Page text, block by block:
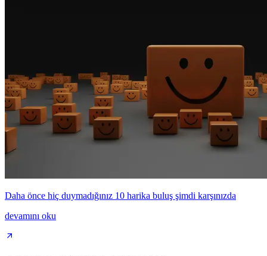
Daha önce hiç duymadığınız 10 harika buluş şimdi karşınızda
devamını oku